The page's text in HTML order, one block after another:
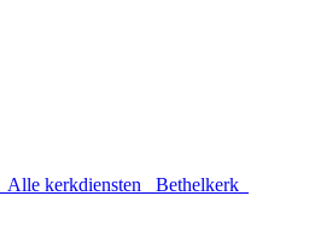
Alle kerkdiensten
Bethelkerk